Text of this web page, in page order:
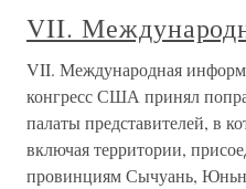
VII.
VII. Международная
конгресс США принял
палаты представителей, в
включая территории,
провинциям Сычуань,